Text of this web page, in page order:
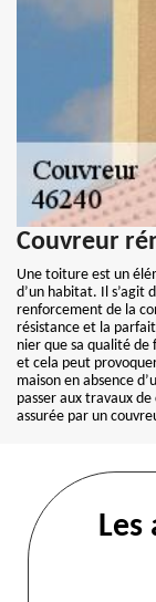
Couvreur
Une toiture est un
d’un habitat. Il s’agit
renforcement de la
résistance et la
nier que sa qualité de
et cela peut
maison en absence
passer aux travaux
assurée par un
Les